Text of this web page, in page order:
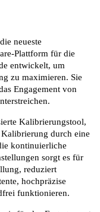
neueste
Plattform für die
entwickelt, um
zu maximieren. Sie
Engagement von
Kalibrierungstool,
durch eine
kontinuierliche
sorgt es für
reduziert
hochpräzise
funktionieren.